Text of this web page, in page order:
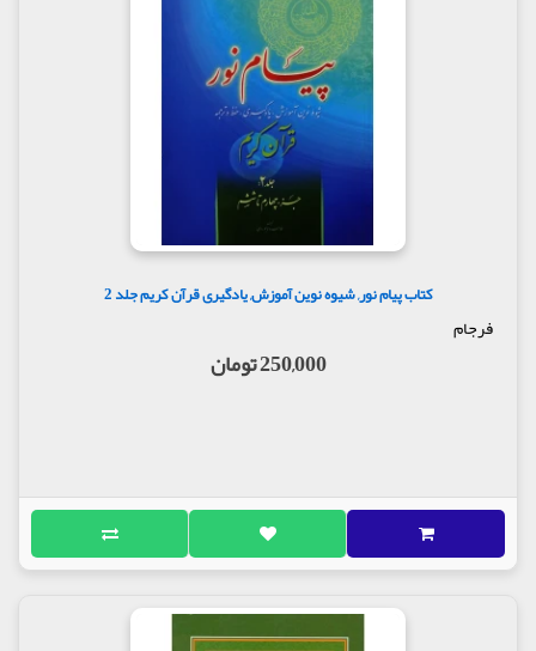
کتاب پیام نور, شیوه نوین آموزش, یادگیری قرآن کریم جلد 2
فرجام
250,000 تومان